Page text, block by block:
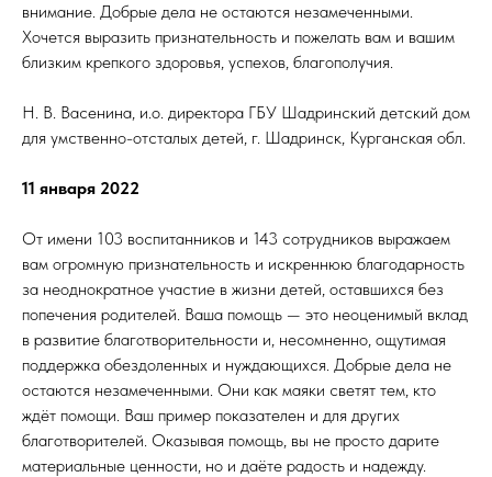
внимание. Добрые дела не остаются незамеченными.
Хочется выразить признательность и пожелать вам и вашим
близким крепкого здоровья, успехов, благополучия.
Н. В. Васенина, и.о. директора ГБУ Шадринский детский дом
для умственно-отсталых детей, г. Шадринск, Курганская обл.
11 января 2022
От имени 103 воспитанников и 143 сотрудников выражаем
вам огромную признательность и искреннюю благодарность
за неоднократное участие в жизни детей, оставшихся без
попечения родителей. Ваша помощь — это неоценимый вклад
в развитие благотворительности и, несомненно, ощутимая
поддержка обездоленных и нуждающихся. Добрые дела не
остаются незамеченными. Они как маяки светят тем, кто
ждёт помощи. Ваш пример показателен и для других
благотворителей. Оказывая помощь, вы не просто дарите
материальные ценности, но и даёте радость и надежду.